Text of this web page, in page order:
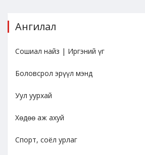
Ангилал
Сошиал найз | Иргэний үг
Боловсрол эрүүл мэнд
Уул уурхай
Хөдөө аж ахуй
Спорт, соёл урлаг